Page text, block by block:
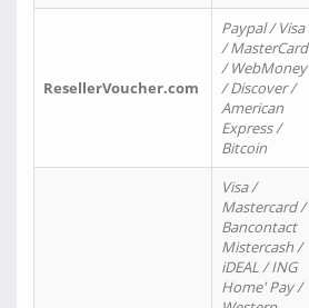
ResellerVoucher.com
Paypal / Visa
/ MasterCard
/ WebMoney
/ Discover /
American
Express /
Bitcoin
Visa /
Mastercard /
Bancontact
Mistercash /
iDEAL / ING
Home' Pay /